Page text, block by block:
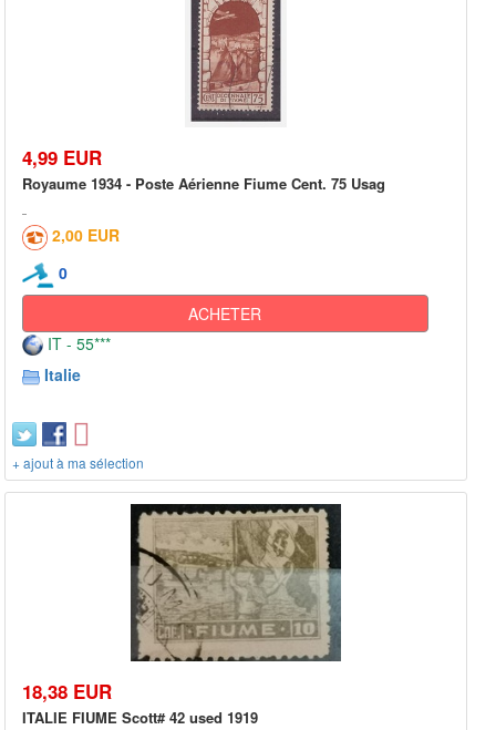
4,99 EUR
Royaume 1934 - Poste Aérienne Fiume Cent. 75 Usag
2,00 EUR
0
ACHETER
IT - 55***
Italie
+ ajout à ma sélection
18,38 EUR
ITALIE FIUME Scott# 42 used 1919